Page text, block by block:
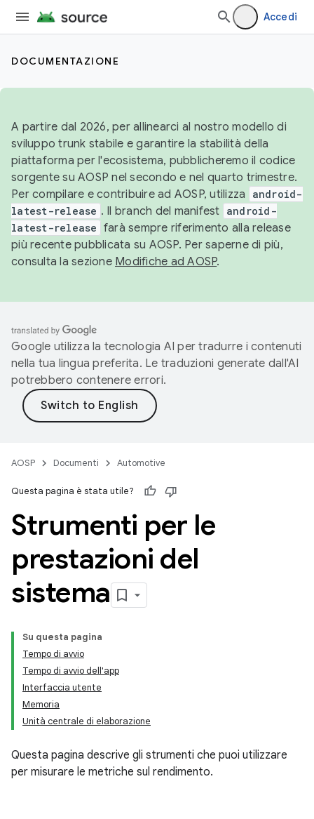
Accedi
DOCUMENTAZIONE
A partire dal 2026, per allinearci al nostro modello di
sviluppo trunk stabile e garantire la stabilità della
piattaforma per l'ecosistema, pubblicheremo il codice
sorgente su AOSP nel secondo e nel quarto trimestre.
Per compilare e contribuire ad AOSP, utilizza
android-
latest-release . Il branch del manifest android-
latest-release farà sempre riferimento alla release
più recente pubblicata su AOSP. Per saperne di più,
consulta la sezione Modifiche ad AOSP.
Google utilizza la tecnologia AI per tradurre i contenuti
nella tua lingua preferita. Le traduzioni generate dall'AI
potrebbero contenere errori.
AOSP Documenti Automotive
Questa pagina è stata utile?
Strumenti per le
prestazioni del
sistema
Su questa pagina
Tempo di avvio
Tempo di avvio dell'app
Interfaccia utente
Memoria
Unità centrale di elaborazione
Questa pagina descrive gli strumenti che puoi utilizzare
per misurare le metriche sul rendimento.